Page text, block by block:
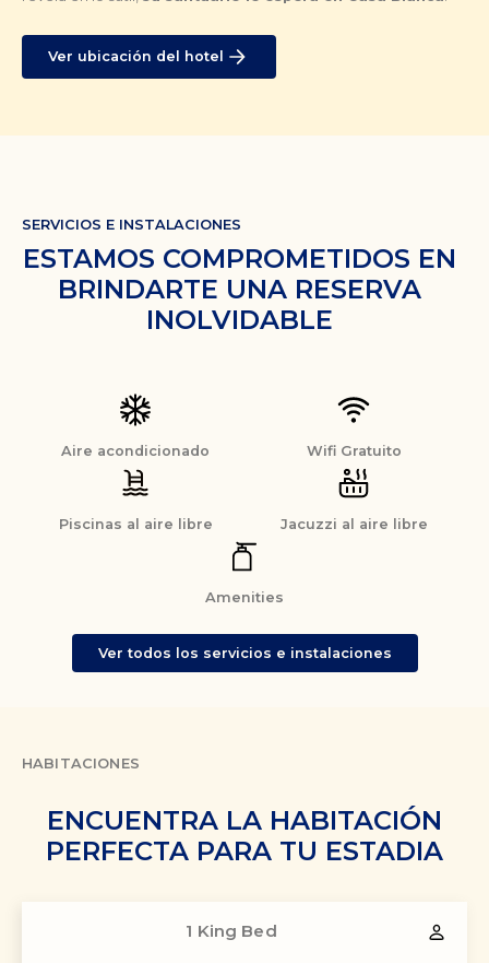
Ver ubicación del hotel
SERVICIOS E INSTALACIONES
ESTAMOS COMPROMETIDOS EN
BRINDARTE UNA RESERVA
INOLVIDABLE
Aire acondicionado Wifi Gratuito
Piscinas al aire libre Jacuzzi al aire libre
Amenities
Ver todos los servicios e instalaciones
HABITACIONES
ENCUENTRA LA HABITACIÓN
PERFECTA PARA TU ESTADIA
1 King Bed